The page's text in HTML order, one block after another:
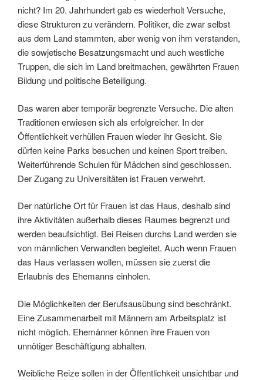
nicht? Im 20. Jahrhundert gab es wiederholt Versuche,
diese Strukturen zu verändern. Politiker, die zwar selbst
aus dem Land stammten, aber wenig von ihm verstanden,
die sowjetische Besatzungsmacht und auch westliche
Truppen, die sich im Land breitmachen, gewährten Frauen
Bildung und politische Beteiligung.
Das waren aber temporär begrenzte Versuche. Die alten
Traditionen erwiesen sich als erfolgreicher. In der
Öffentlichkeit verhüllen Frauen wieder ihr Gesicht. Sie
dürfen keine Parks besuchen und keinen Sport treiben.
Weiterführende Schulen für Mädchen sind geschlossen.
Der Zugang zu Universitäten ist Frauen verwehrt.
Der natürliche Ort für Frauen ist das Haus, deshalb sind
ihre Aktivitäten außerhalb dieses Raumes begrenzt und
werden beaufsichtigt. Bei Reisen durchs Land werden sie
von männlichen Verwandten begleitet. Auch wenn Frauen
das Haus verlassen wollen, müssen sie zuerst die
Erlaubnis des Ehemanns einholen.
Die Möglichkeiten der Berufsausübung sind beschränkt.
Eine Zusammenarbeit mit Männern am Arbeitsplatz ist
nicht möglich. Ehemänner können ihre Frauen von
unnötiger Beschäftigung abhalten.
Weibliche Reize sollen in der Öffentlichkeit unsichtbar und